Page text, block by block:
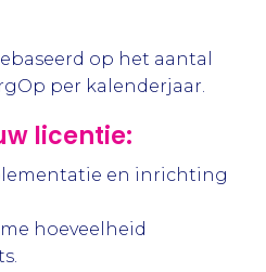
op het aantal
per kalenderjaar.
licentie:
en inrichting
hoeveelheid